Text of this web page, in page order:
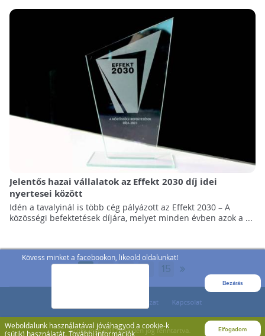
Kövess minket a facebookon, likeold oldalunkat!
Bezárás
Weboldalunk használatával jóváhagyod a cookie-k
(sütik) használatát.További információk Elfogadom
Jelentős hazai vállalatok az Effekt 2030 díj idei
nyertesei között
Idén a tavalyinál is több cég pályázott az Effekt 2030 – A
közösségi befektetések díjára, melyet minden évben azok a ...
... 15 »